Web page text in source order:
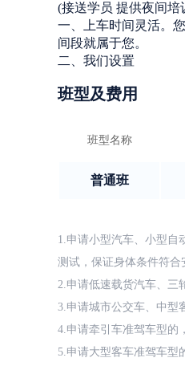
(接送学员 提供夜间培
一、上车时间灵活。
间段就属于您。
二、我们设置
班型及费用
班型名称
普通班
1.申请小型汽车、小型自
测试，保证身体条件符合
2.申请低速载货汽车、三
3.申请城市公交车、中型
4.申请牵引车准驾车型的
5.申请大型客车准驾车型